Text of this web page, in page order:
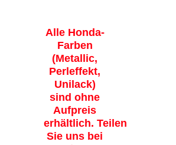
Alle Honda-
Farben
(Metallic,
Perleffekt,
Unilack)
sind ohne
Aufpreis
erhältlich. Teilen
Sie uns bei